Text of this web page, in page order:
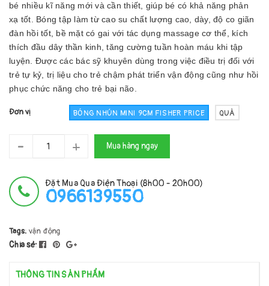
bé nhiều kĩ năng mới và cần thiết, giúp bé có khả năng phản
xạ tốt. Bóng tập làm từ cao su chất lượng cao, dày, độ co giãn
đàn hồi tốt, bề mặt có gai với tác dụng massage cơ thể, kích
thích đầu dây thần kinh, tăng cường tuần hoàn máu khi tập
luyện. Được các bác sỹ khuyên dùng trong việc điều trị đối với
trẻ tự kỷ, trị liệu cho trẻ chậm phát triển vận động cũng như hồi
phục chức năng cho trẻ bại não.
Đơn vị BÓNG NHÚN MINI 9CM FISHER PRICE QUẢ
- + Mua hàng ngay
Đặt Mua Qua Điện Thoại (8h00 - 20h00)
0966139550
Tags: vận động
Chia sẻ:
THÔNG TIN SẢN PHẨM